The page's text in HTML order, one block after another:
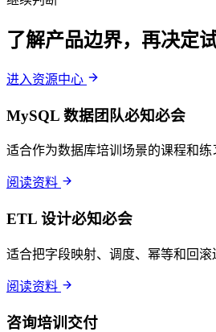
了解产品边界，再决定
进入资源中心
MySQL 数据团队必知必会
适合作为数据库培训场景的课程和练
阅读资料
ETL 设计必知必会
适合把字段映射、调度、幂等和回滚
阅读资料
咨询培训交付